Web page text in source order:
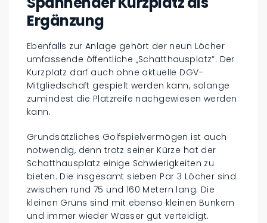
Ergänzung
Ebenfalls zur Anlage gehört der neun Löcher
umfassende öffentliche „Schatthausplatz“. Der
Kurzplatz darf auch ohne aktuelle DGV-
Mitgliedschaft gespielt werden kann, solange
zumindest die Platzreife nachgewiesen werden
kann.
Grundsätzliches Golfspielvermögen ist auch
notwendig, denn trotz seiner Kürze hat der
Schatthausplatz einige Schwierigkeiten zu
bieten. Die insgesamt sieben Par 3 Löcher sind
zwischen rund 75 und 160 Metern lang. Die
kleinen Grüns sind mit ebenso kleinen Bunkern
und immer wieder Wasser gut verteidigt.